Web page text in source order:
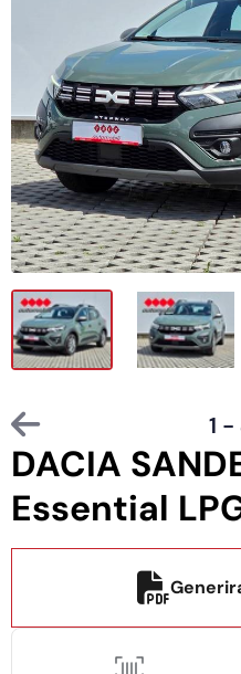
DACIA
Essential
1 -